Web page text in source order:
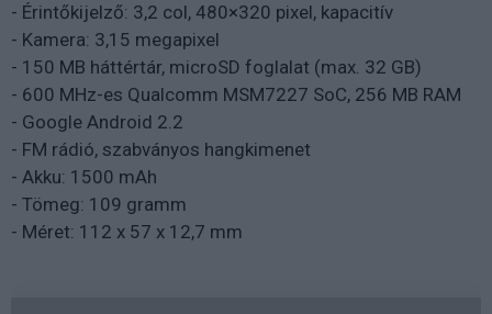
- Érintőkijelző: 3,2 col, 480×320 pixel, kapacitív
- Kamera: 3,15 megapixel
- 150 MB háttértár, microSD foglalat (max. 32 GB)
- 600 MHz-es Qualcomm MSM7227 SoC, 256 MB RAM
- Google Android 2.2
- FM rádió, szabványos hangkimenet
- Akku: 1500 mAh
- Tömeg: 109 gramm
- Méret: 112 x 57 x 12,7 mm